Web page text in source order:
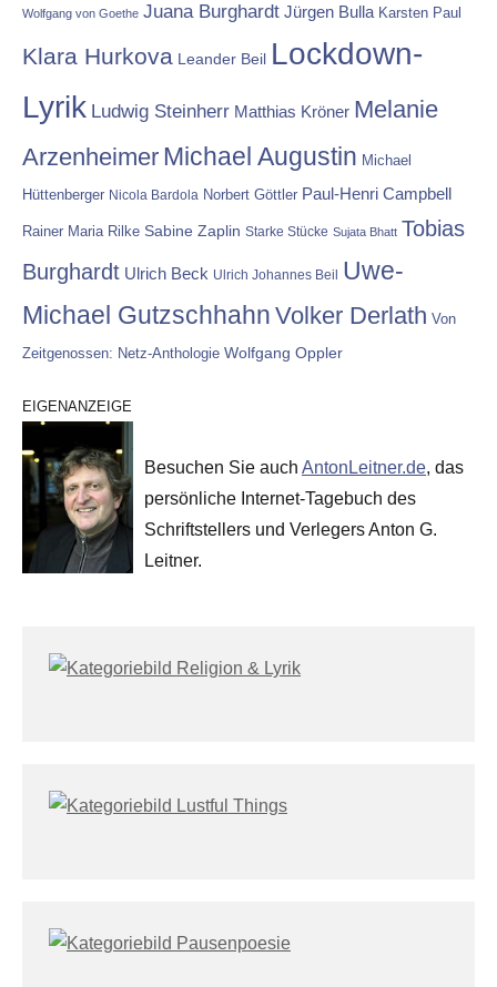
Wolfgang von Goethe Juana Burghardt Jürgen Bulla Karsten Paul
Klara Hurkova Leander Beil Lockdown-
Lyrik Ludwig Steinherr Matthias Kröner Melanie
Arzenheimer Michael Augustin Michael
Hüttenberger Nicola Bardola Norbert Göttler Paul-Henri Campbell
Rainer Maria Rilke Sabine Zaplin Starke Stücke Sujata Bhatt Tobias
Burghardt Ulrich Beck Ulrich Johannes Beil
Uwe-
Michael Gutzschhahn Volker Derlath Von
Zeitgenossen: Netz-Anthologie Wolfgang Oppler
EIGENANZEIGE
Besuchen Sie auch AntonLeitner.de, das
persönliche Internet-Tagebuch des
Schriftstellers und Verlegers Anton G.
Leitner.